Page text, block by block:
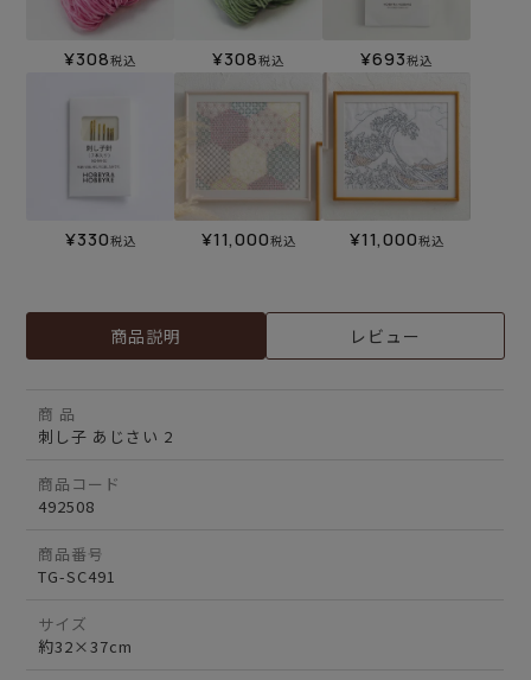
¥308税込 ¥308税込 ¥693税込
¥330税込 ¥11,000税込 ¥11,000税込
商品説明 レビュー
商 品
刺し子 あじさい 2
商品コード
492508
商品番号
TG-SC491
サイズ
約32×37cm